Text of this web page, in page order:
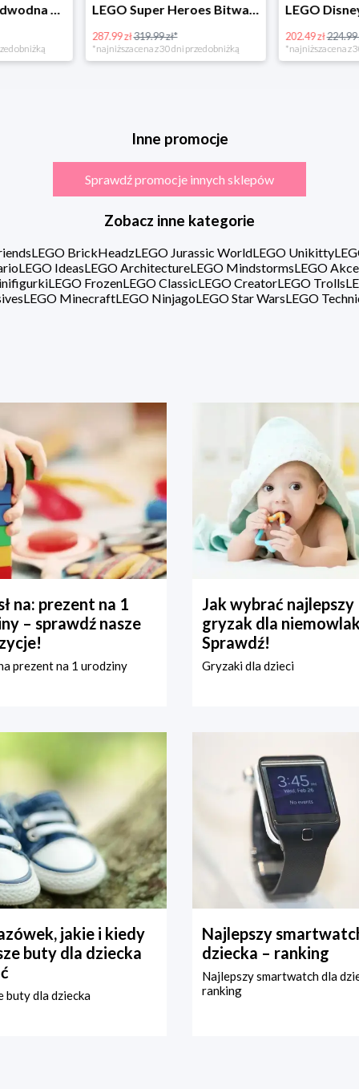
przed obniżką
202.49 zł224.99 zł*
*najniższa cena z 30 dni przed obniżką
16.98 zł
Inne promocje
Sprawdź promocje innych sklepów
Zobacz inne kategorie
LEGO BrickHeadzLEGO Jurassic WorldLEGO Unikitty
LEGO IdeasLEGO ArchitectureLEGO MindstormsLEGO
LEGO FrozenLEGO ClassicLEGO CreatorLEGO Trolls
LEGO MinecraftLEGO NinjagoLEGO Star WarsLEGO
na: prezent na 1
– sprawdź nasze
prezent na 1 urodziny
Jak wybrać najlepszy
gryzak dla
Sprawdź!
Gryzaki dla dzieci
jakie i kiedy
buty dla dziecka
buty dla dziecka
Najlepszy
dziecka – ranking
Najlepszy smartwatch dla
ranking